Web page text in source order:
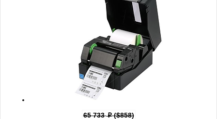
65 733p($858)